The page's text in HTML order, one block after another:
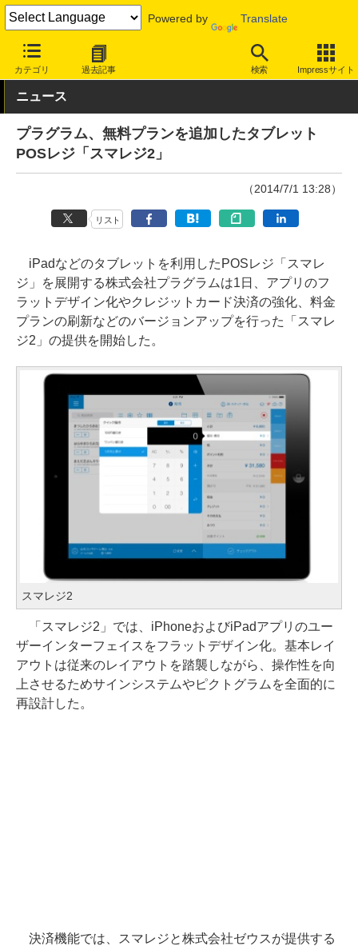
Powered by Translate
カテゴリ 過去記事 検索 Impressサイト
INTERNET Watch サービス/ソフト サービス 決済/金融
ニュース
プラグラム、無料プランを追加したタブレット
POSレジ「スマレジ2」
（2014/7/1 13:28）
リスト
iPadなどのタブレットを利用したPOSレジ「スマレ
ジ」を展開する株式会社プラグラムは1日、アプリのフ
ラットデザイン化やクレジットカード決済の強化、料金
プランの刷新などのバージョンアップを行った「スマレ
ジ2」の提供を開始した。
スマレジ2
「スマレジ2」では、iPhoneおよびiPadアプリのユー
ザーインターフェイスをフラットデザイン化。基本レイ
アウトは従来のレイアウトを踏襲しながら、操作性を向
上させるためサインシステムやピクトグラムを全面的に
再設計した。
決済機能では、スマレジと株式会社ゼウスが提供する